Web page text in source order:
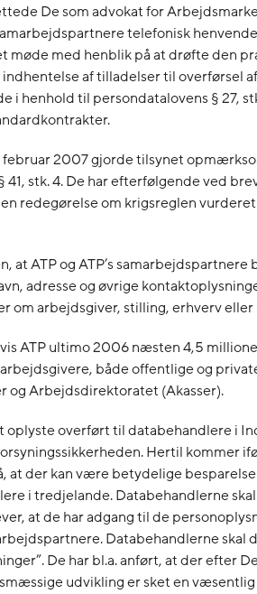
De som advokat for
telefonisk
møde med henblik på at drøfte den
af tilladelser til overførsel af
i henhold til persondatalovens § 27,
februar 2007 gjorde tilsynet
stk. 4. De har efterfølgende ved
redegørelse om krigsreglen
at ATP og ATP’s samarbejdspartnere
adresse og øvrige
om arbejdsgiver, stilling, erhverv eller
ATP ultimo 2006 næsten 4,5
både offentlige og
og Arbejdsdirektoratet (Akasser).
oplyste overført til databehandlere i
Hertil kommer
at der kan være betydelige
i tredjelande. Databehandlerne
at de har adgang til de
Databehandlerne skal
De har bl.a. anført, at der efter
udvikling er sket en